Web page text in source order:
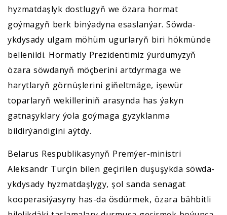
hyzmatdaşlyk dostlugyň we özara hormat
goýmagyň berk binýadyna esaslanýar. Söwda-
ykdysady ulgam möhüm ugurlaryň biri hökmünde
bellenildi. Hormatly Prezidentimiz ýurdumyzyň
özara söwdanyň möçberini artdyrmaga we
harytlaryň görnüşlerini giňeltmäge, işewür
toparlaryň wekilleriniň arasynda has ýakyn
gatnaşyklary ýola goýmaga gyzyklanma
bildirýändigini aýtdy.
Belarus Respublikasynyň Premýer-ministri
Aleksandr Turçin bilen geçirilen duşuşykda söwda-
ykdysady hyzmatdaşlygy, şol sanda senagat
kooperasiýasyny has-da ösdürmek, özara bähbitli